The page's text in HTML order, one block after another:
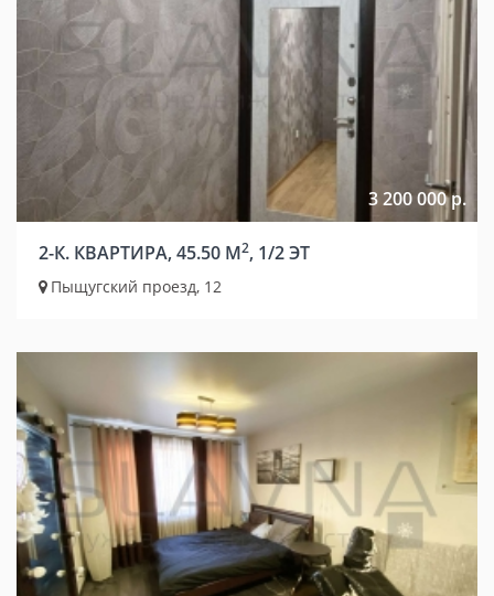
3 200 000 р.
2-К. КВАРТИРА, 45.50 М2, 1/2 ЭТ
Пыщугский проезд, 12